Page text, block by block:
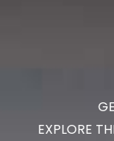
EXPLORE